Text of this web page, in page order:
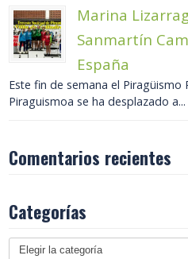
Marina
Sanmartín
España
Este fin de semana el Piragüismo
Piraguismoa se ha desplazado a...
Comentarios recientes
Categorías